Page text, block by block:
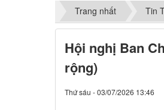
Trang nhất Tin
Hội nghị Ban
rộng)
Thứ sáu - 03/07/2026 13:46